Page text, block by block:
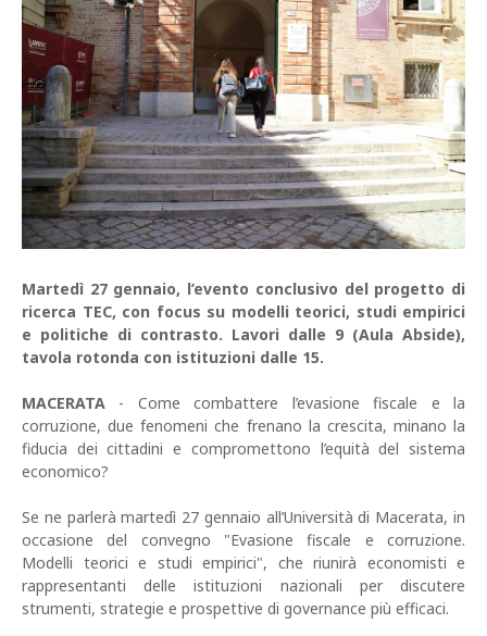
Martedì 27 gennaio, l’evento conclusivo del progetto di
ricerca TEC, con focus su modelli teorici, studi empirici
e politiche di contrasto. Lavori dalle 9 (Aula Abside),
tavola rotonda con istituzioni dalle 15.
MACERATA - Come combattere l’evasione fiscale e la
corruzione, due fenomeni che frenano la crescita, minano la
fiducia dei cittadini e compromettono l’equità del sistema
economico?
Se ne parlerà martedì 27 gennaio all’Università di Macerata, in
occasione del convegno "Evasione fiscale e corruzione.
Modelli teorici e studi empirici", che riunirà economisti e
rappresentanti delle istituzioni nazionali per discutere
strumenti, strategie e prospettive di governance più efficaci.